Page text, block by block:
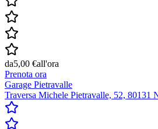
da5,00 €all'ora
Prenota ora
Garage Pietravalle
Traversa Michele Pietravalle, 52, 80131